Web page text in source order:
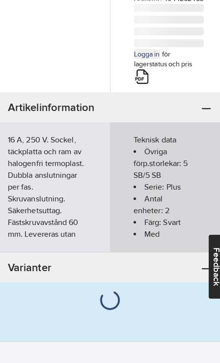
Logga in för
lagerstatus och pris
Artikelinformation
16 A, 250 V. Sockel,
täckplatta och ram av
halogenfri termoplast.
Dubbla anslutningar
per fas.
Skruvanslutning.
Säkerhetsuttag.
Fästskruvavstånd 60
mm. Levereras utan
Elko Plus Option 1½-
facksram.
Teknisk data
Övriga
förp.storlekar: 5
SB/5 SB
Serie: Plus
Antal
enheter: 2
Färg:Svart
Med
Monteringsmetod:
Märkspänning:
Varianter